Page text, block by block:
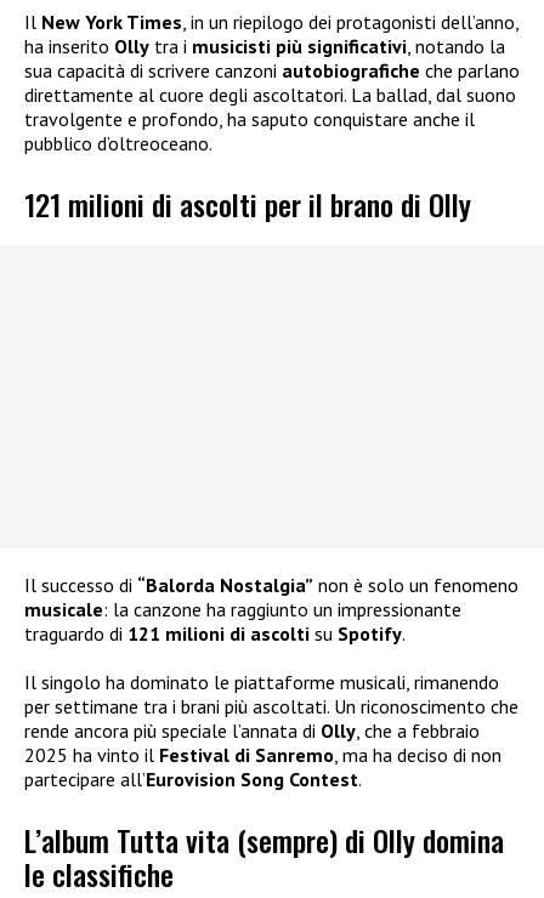
Il New York Times , in un riepilogo dei protagonisti dell’anno,
ha inserito Olly tra i musicisti più significativi , notando la
sua capacità di scrivere canzoni autobiografiche che parlano
direttamente al cuore degli ascoltatori. La ballad, dal suono
travolgente e profondo, ha saputo conquistare anche il
pubblico d’oltreoceano.
121 milioni di ascolti per il brano di Olly
Il successo di “Balorda Nostalgia” non è solo un fenomeno
musicale: la canzone ha raggiunto un impressionante
traguardo di 121 milioni di ascolti su Spotify.
Il singolo ha dominato le piattaforme musicali, rimanendo
per settimane tra i brani più ascoltati. Un riconoscimento che
rende ancora più speciale l’annata di Olly, che a febbraio
2025 ha vinto il Festival di Sanremo, ma ha deciso di non
partecipare all’Eurovision Song Contest.
L’album Tutta vita (sempre) di Olly domina
le classifiche